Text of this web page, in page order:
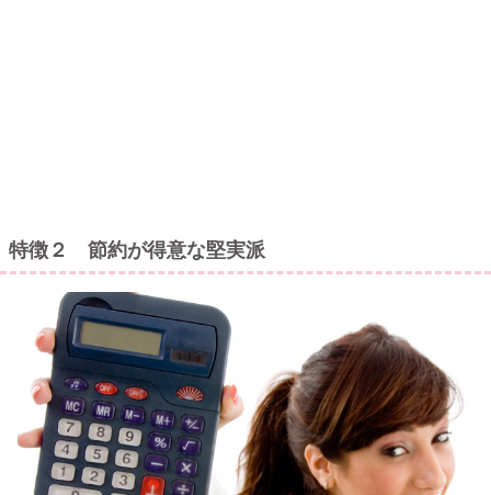
特徴２ 節約が得意な堅実派